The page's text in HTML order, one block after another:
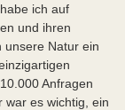
ich auf
und ihren
unsere Natur ein
Anfragen
war es wichtig, ein